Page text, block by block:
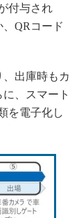
付与され
QRコード
出庫時もカ
、スマート
を電子化し